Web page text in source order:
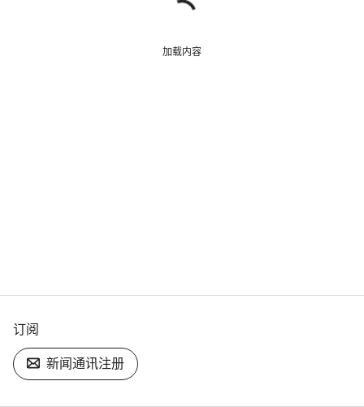
加载内容
订阅
新闻通讯注册